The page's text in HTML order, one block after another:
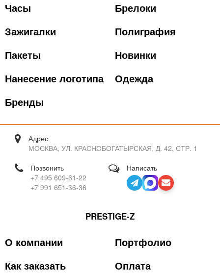
Часы
Брелоки
Зажигалки
Полиграфия
Пакеты
Новинки
Нанесение логотипа
Одежда
Бренды
Адрес
МОСКВА, УЛ. КРАСНОБОГАТЫРСКАЯ, Д. 42, СТР. 1
Позвонить
+7 495 609-61-22
+7 991 651-36-36
Написать
PRESTIGE-Z
О компании
Портфолио
Как заказать
Оплата